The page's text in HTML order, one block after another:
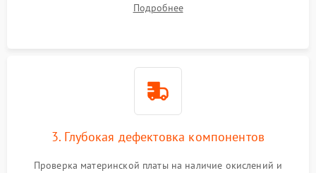
скопившейся пыли, волос и шерсти животных с
Подробнее
3. Глубокая дефектовка компонентов
Проверка материнской платы на наличие окислений и